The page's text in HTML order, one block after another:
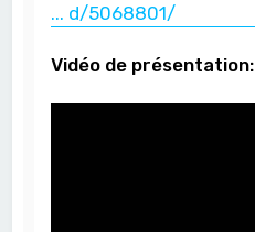
... d/5068801/
Vidéo de présentation: